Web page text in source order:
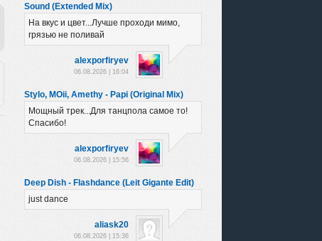
Sound (Extended Mix)
На вкус и цвет...Лучше проходи мимо,
грязью не поливай
alexporfiryev
06.08.2026 | 16:04
Stylo, MOii, Amethy - Papi (Original Mix)
Мощный трек...Для танцпола самое то!
Спасибо!
alexporfiryev
06.08.2026 | 15:56
Deep Dish - Flashdance (Leit Gigante Edit)
just dance
aliask20
06.08.2026 | 15:36